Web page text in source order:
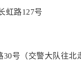
虹路127号
号（交警大队往北